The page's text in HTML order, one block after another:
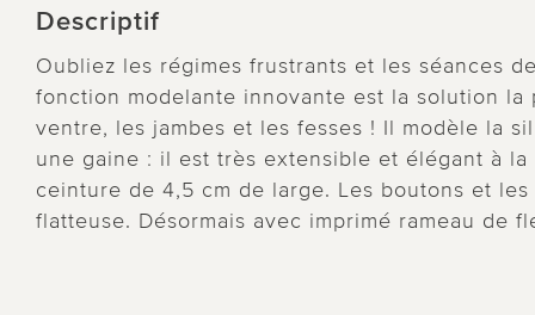
Descriptif
Oubliez les régimes frustrants et les séances
fonction modelante innovante est la solution
ventre, les jambes et les fesses ! Il modèle la
une gaine : il est très extensible et élégant à
ceinture de 4,5 cm de large. Les boutons et
flatteuse. Désormais avec imprimé rameau de